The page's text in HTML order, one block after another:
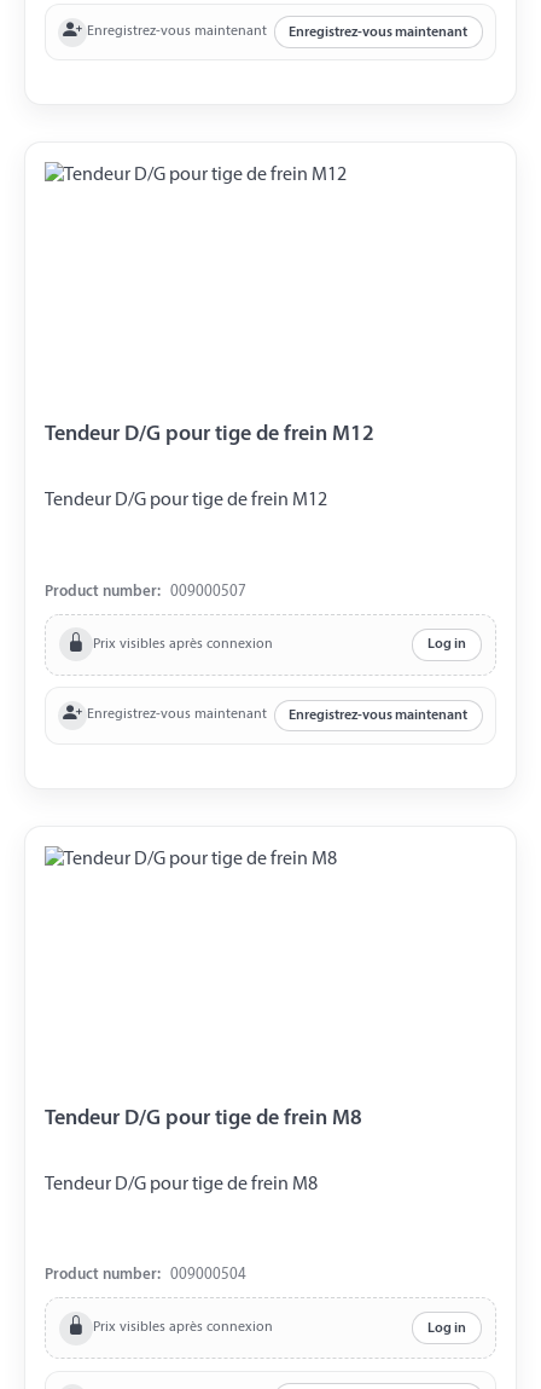
Enregistrez-vous maintenant Enregistrez-vous maintenant
Tendeur D/G pour tige de frein M12
Tendeur D/G pour tige de frein M12
Product number: 009000507
Prix visibles après connexion Log in
Enregistrez-vous maintenant Enregistrez-vous maintenant
Tendeur D/G pour tige de frein M8
Tendeur D/G pour tige de frein M8
Product number: 009000504
Prix visibles après connexion Log in